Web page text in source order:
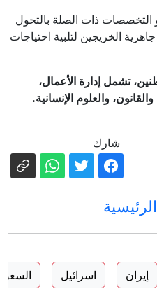
التخصصات ذات الصلة بالتحول
الخريجين لتلبية احتياجات
تشمل إدارة الأعمال،
والعلوم الإنسانية.
شارك
إيران اسرائيل